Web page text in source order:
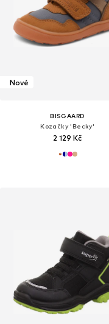
Nové
BISGAARD
Kozačky 'Becky'
2 129 Kč